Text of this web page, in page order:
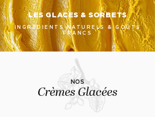
LES GLACES & SORBETS
INGRÉDIENTS NATURELS & GOÛTS
FRANCS
NOS
Crèmes Glacées